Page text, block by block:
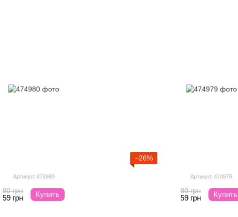
Артикул: 474980
80 грн
59 грн Купить
−26%
Артикул: 474979
80 грн
59 грн Купить